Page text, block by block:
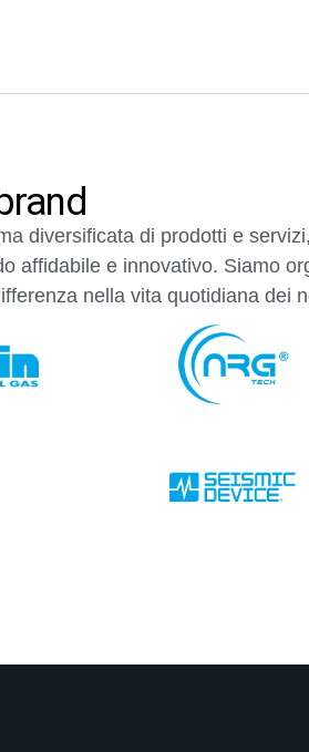
diversificata di prodotti e
affidabile e innovativo. Siamo
nella vita quotidiana dei